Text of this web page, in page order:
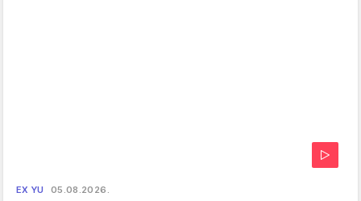
EX YU 05.08.2026.